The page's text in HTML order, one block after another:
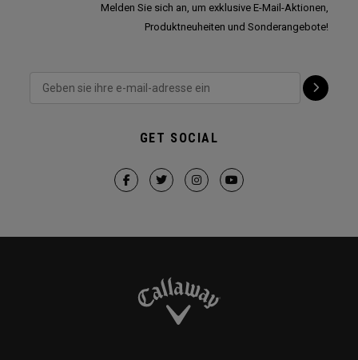
Melden Sie sich an, um exklusive E-Mail-Aktionen,
Produktneuheiten und Sonderangebote!
GET SOCIAL